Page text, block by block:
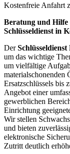
Kostenfreie Anfahrt
Beratung und Hilfe
Schlüsseldienst in
DerSchlüsseldienst
um das wichtige
um vielfältige
materialschonenden
Ersatzschlüssels bis
Angebot einer
gewerblichen
Einrichtung
Wir stellen
und bieten
elektronische
Zutritt deutlich